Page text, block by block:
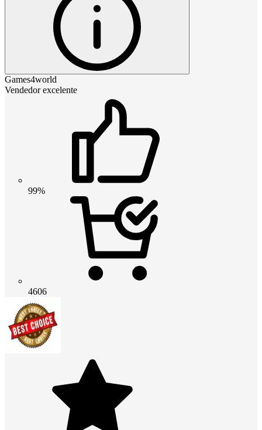
Games4world
Vendedor excelente
99%
4606